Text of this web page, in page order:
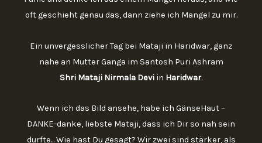
oft geschieht genau das, dann ziehe ich Mangel zu mir.
Ein unvergesslicher Tag bei Mataji in Haridwar, ganz
nahe an Mutter Ganga im Santosh Puri Ashram
Shri Mataji Nirmala Devi in Haridwar.
Wenn ich das Bild ansehe, habe ich GänseHaut –
DANKE-danke, liebste Mataji, dass ich Dir so nah sein
durfte... Wie hast Du gesagt? Wir zwei sind stärker, als